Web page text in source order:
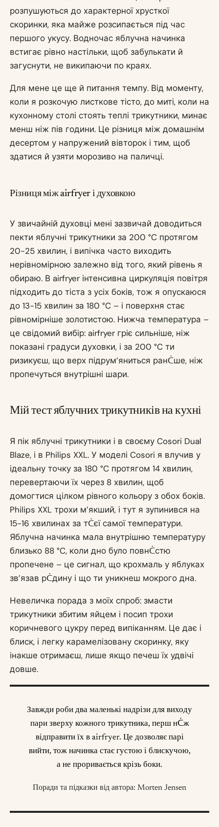
розпушуються до характерної хрусткої
скоринки, яка майже розсипається під час
першого укусу. Водночас яблучна начинка
встигає рівно настільки, щоб забулькати й
загуснути, не википаючи по краях.
Для мене це ще й питання темпу. Від моменту,
коли я розкочую листкове тісто, до миті, коли на
кухонному столі стоять теплі трикутники, минає
менш ніж пів години. Це різниця між домашнім
десертом у напружений вівторок і тим, щоб
здатися й узяти морозиво на паличці.
Різниця між airfryer і духовкою
У звичайній духовці мені зазвичай доводиться
пекти яблучні трикутники за 200 °C протягом
20-25 хвилин, і випічка часто виходить
нерівномірною залежно від того, який рівень я
обираю. В airfryer інтенсивна циркуляція повітря
підходить до тіста з усіх боків, тож я опускаюся
до 13-15 хвилин за 180 °C – і поверхня стає
рівномірніше золотистою. Нижча температура –
це свідомий вибір: airfryer гріє сильніше, ніж
показані градуси духовки, і за 200 °C ти
ризикуєш, що верх підрум’яниться ранᑖше, ніж
пропечуться внутрішні шари.
Мій тест яблучних трикутників на кухні
Я пік яблучні трикутники і в своєму Cosori Dual
Blaze, і в Philips XXL. У моделі Cosori я влучив у
ідеальну точку за 180 °C протягом 14 хвилин,
перевертаючи їх через 8 хвилин, щоб
домогтися цілком рівного кольору з обох боків.
Philips XXL трохи м’якший, і тут я зупинився на
15-16 хвилинах за тᑖєї самої температури.
Яблучна начинка мала внутрішню температуру
близько 88 °C, коли дно було повнᑖстю
пропечене – це сигнал, що крохмаль у яблуках
зв’язав рᑖдину і що ти уникнеш мокрого дна.
Невеличка порада з моїх спроб: змасти
трикутники збитим яйцем і посип трохи
коричневого цукру перед випіканням. Це дає і
блиск, і легку карамелізовану скоринку, яку
інакше отримаєш, лише якщо печеш їх удвічі
довше.
Завжди роби два маленькі надрізи для виходу
пари зверху кожного трикутника, перш нᑖж
відправити їх в airfryer. Це дозволяє парі
вийти, тож начинка стає густою і блискучою,
а не проривається крізь боки.
Поради та підказки від автора: Morten Jensen